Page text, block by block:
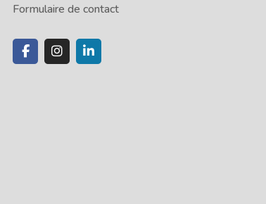
Formulaire de contact